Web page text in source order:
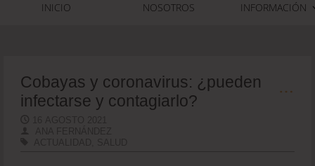
INICIO NOSOTROS INFORMACIÓN
Cobayas y coronavirus: ¿pueden
infectarse y contagiarlo?